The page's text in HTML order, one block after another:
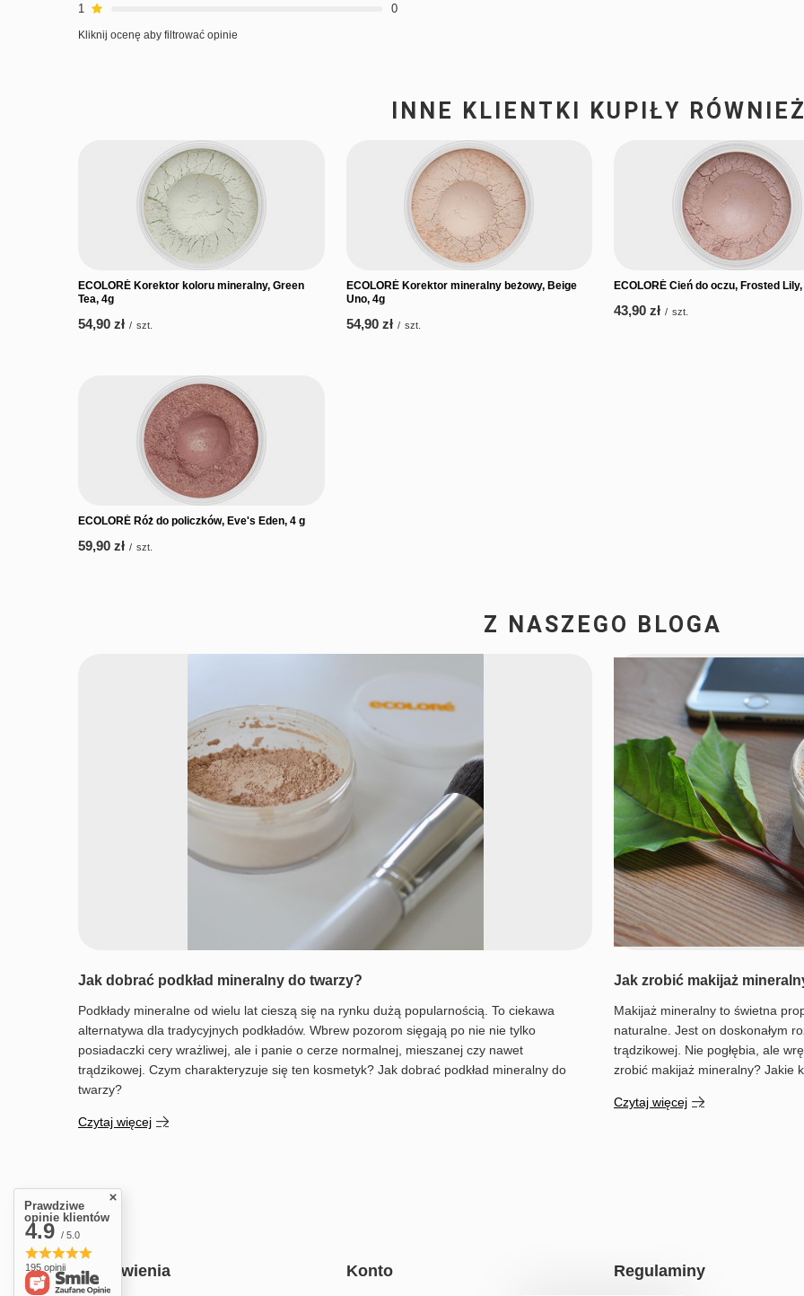
1
0
Kliknij ocenę aby filtrować opinie
INNE KLIENTKI KUPIŁY
ECOLORÉ Korektor koloru mineralny, Green
Tea, 4g
54,90 zł / szt.
ECOLORÉ Korektor mineralny beżowy, Beige
Uno, 4g
54,90 zł / szt.
ECOLORÉ Cień do oczu, Frosted
43,90 zł / szt.
ECOLORÉ Róż do policzków, Eve's Eden, 4 g
59,90 zł / szt.
Z NASZEGO BLOGA
Jak dobrać podkład mineralny do twarzy?
Podkłady mineralne od wielu lat cieszą się na rynku dużą popularnością. To ciekawa
alternatywa dla tradycyjnych podkładów. Wbrew pozorom sięgają po nie nie tylko
posiadaczki cery wrażliwej, ale i panie o cerze normalnej, mieszanej czy nawet
trądzikowej. Czym charakteryzuje się ten kosmetyk? Jak dobrać podkład mineralny do
twarzy?
Czytaj więcej
Jak zrobić makijaż
Makijaż mineralny to świetna
naturalne. Jest on doskonałym
trądzikowej. Nie pogłębia, ale
zrobić makijaż mineralny? Jakie
Czytaj więcej
Zamówienia Konto Regulaminy
Prawdziwe
opinie klientów
4.9 / 5.0
195 opinii